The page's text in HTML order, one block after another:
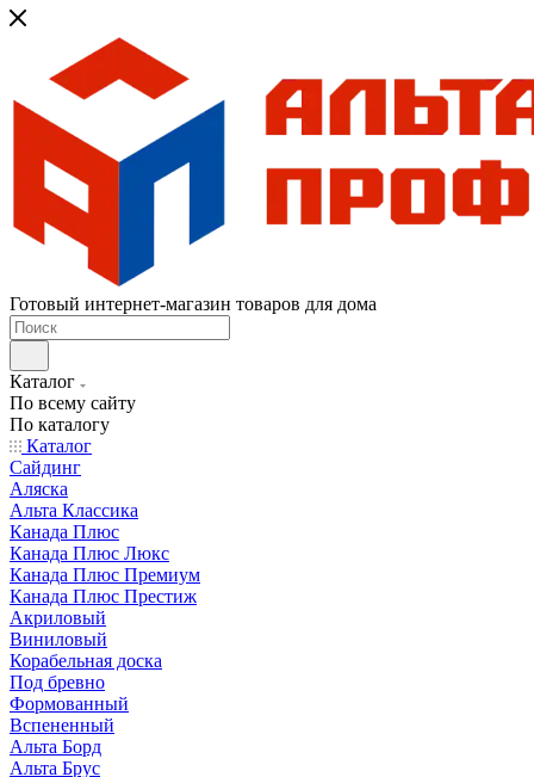
Готовый интернет-магазин товаров для дома
Каталог
По всему сайту
По каталогу
Каталог
Сайдинг
Аляска
Альта Классика
Канада Плюс
Канада Плюс Люкс
Канада Плюс Премиум
Канада Плюс Престиж
Акриловый
Виниловый
Корабельная доска
Под бревно
Формованный
Вспененный
Альта Борд
Альта Брус